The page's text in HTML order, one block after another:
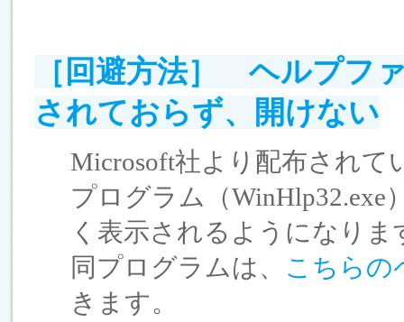
［回避方法］ ヘルプフ
されておらず、開けない
Microsoft社より配布されて
プログラム（
く表示されるようになりま
同プログラムは、 こちらの
きます。